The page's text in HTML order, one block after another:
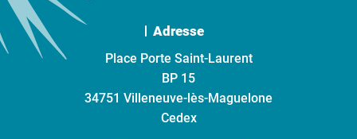
Adresse
Place Porte Saint-Laurent
BP 15
34751 Villeneuve-lès-Maguelone
Cedex